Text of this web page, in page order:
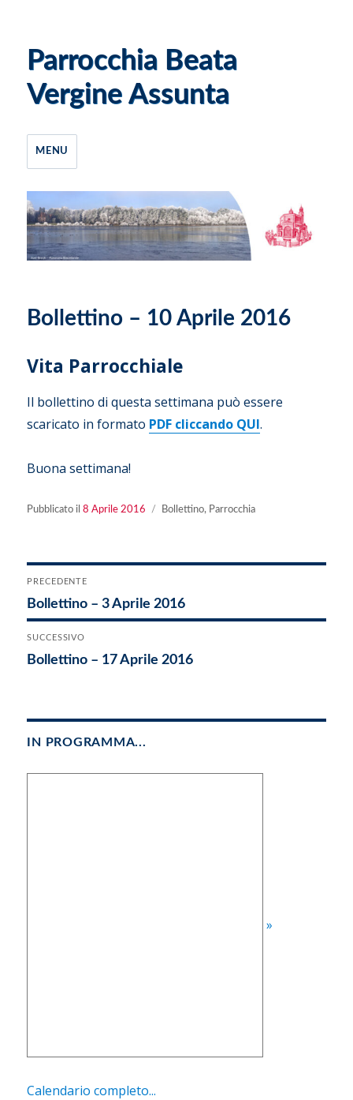
Parrocchia Beata
Vergine Assunta
MENU
Bollettino – 10 Aprile 2016
Vita Parrocchiale
Il bollettino di questa settimana può essere
scaricato in formato PDF cliccando QUI.
Buona settimana!
Pubblicato ilPubblicato
8 Aprile 2016 Categorie
Bollettino, Parrocchia
Navigazione
articoli
PRECEDENTE
Articolo
precedente:
Bollettino – 3 Aprile 2016
SUCCESSIVO
Articolo
Bollettino – 17 Aprile 2016
IN PROGRAMMA...
»
Calendario completo...